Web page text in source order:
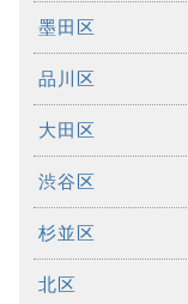
墨田区
品川区
大田区
渋谷区
杉並区
北区